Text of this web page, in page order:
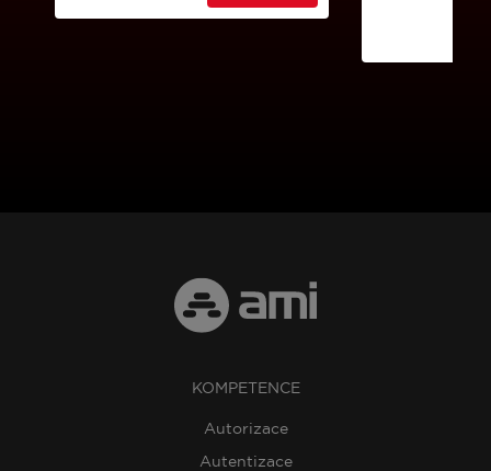
KOMPETENCE
Autorizace
Autentizace